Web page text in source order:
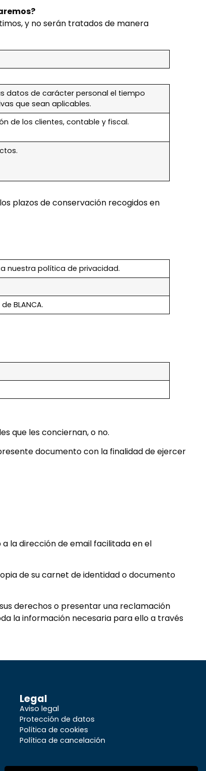
y no serán tratados de manera
datos de carácter personal el tiempo
que sean aplicables.
de los clientes, contable y fiscal.
plazos de conservación recogidos en
nuestra política de privacidad.
BLANCA.
que les conciernan, o no.
documento con la finalidad de ejercer
la dirección de email facilitada en el
de su carnet de identidad o documento
derechos o presentar una reclamación
la información necesaria para ello a través
Legal
Aviso legal
Protección de datos
Política de cookies
Política de cancelación